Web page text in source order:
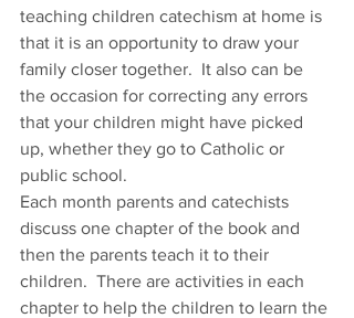
teaching children catechism at home is
that it is an opportunity to draw your
family closer together.  It also can be
the occasion for correcting any errors
that your children might have picked
up, whether they go to Catholic or
public school.
Each month parents and catechists
discuss one chapter of the book and
then the parents teach it to their
children.  There are activities in each
chapter to help the children to learn the